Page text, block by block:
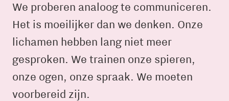
We proberen analoog te communiceren.
Het is moeilijker dan we denken. Onze
lichamen hebben lang niet meer
gesproken. We trainen onze spieren,
onze ogen, onze spraak. We moeten
voorbereid zijn.